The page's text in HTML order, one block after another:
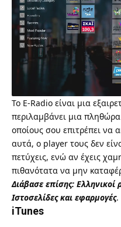
Το E-Radio είναι μια
περιλαμβάνει μια
οποίους σου επιτρέπει να
αυτά, ο player τους δεν
πετύχεις, ενώ αν έχεις
πιθανότατα να μην
Διάβασε επίσης: Ελληνικοί
Ιστοσελίδες και εφαρμογές.
iTunes